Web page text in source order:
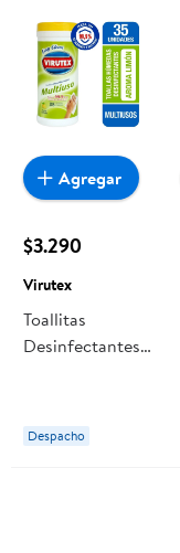
$3.290
Virutex
Toallitas
Desinfectantes
Virutex
Despacho
Agregar